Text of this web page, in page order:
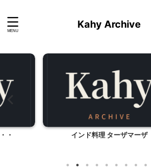
Kahy Archive
・ インド料理 ターザマーザ